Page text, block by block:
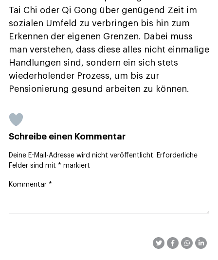
Tai Chi oder Qi Gong über genügend Zeit im
sozialen Umfeld zu verbringen bis hin zum
Erkennen der eigenen Grenzen. Dabei muss
man verstehen, dass diese alles nicht einmalige
Handlungen sind, sondern ein sich stets
wiederholender Prozess, um bis zur
Pensionierung gesund arbeiten zu können.
Schreibe einen Kommentar
Deine E-Mail-Adresse wird nicht veröffentlicht. Erforderliche
Felder sind mit * markiert
Kommentar *